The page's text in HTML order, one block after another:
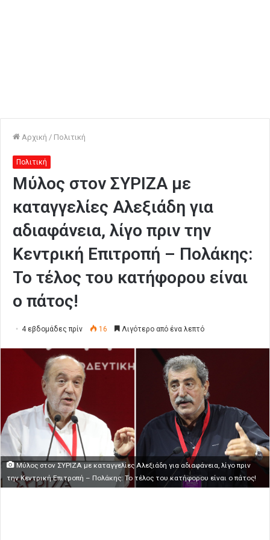
Αρχική / Πολιτική
Πολιτική
Μύλος στον ΣΥΡΙΖΑ με
καταγγελίες Αλεξιάδη για
αδιαφάνεια, λίγο πριν την
Κεντρική Επιτροπή – Πολάκης:
Το τέλος του κατήφορου είναι
ο πάτος!
4 εβδομάδες πρίν 16 Λιγότερο από ένα λεπτό
Μύλος στον ΣΥΡΙΖΑ με καταγγελίες Αλεξιάδη για αδιαφάνεια, λίγο πριν
την Κεντρική Επιτροπή – Πολάκης: Το τέλος του κατήφορου είναι ο πάτος!